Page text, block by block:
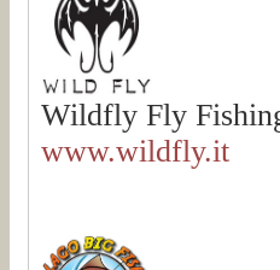
Wildfly Fly
www.wildfly.it